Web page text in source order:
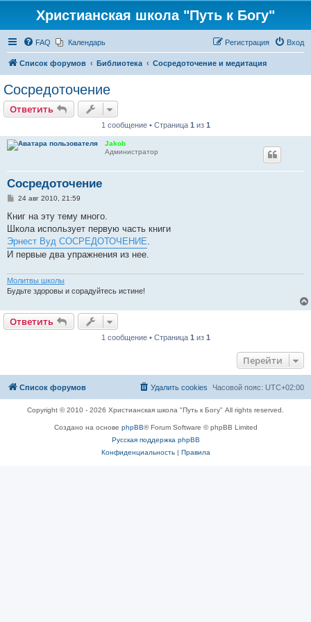
Христианская школа "Путь к Богу"
FAQ Календарь Вход
Регистрация
Список форумов Библиотека Сосредоточение и медитация
Сосредоточение
Ответить
1 сообщение • Страница 1 из 1
Jakob
Администратор
Сосредоточение
С
о
щ
е
н
и
24 авг 2010, 21:59
Книг на эту тему много.
Школа использует первую часть книги
Эрнест Вуд СОСРЕДОТОЧЕНИЕ.
И первые два упражнения из нее.
Молитвы школы
Будьте здоровы и сорадуйтесь истине!
Ответить
1 сообщение • Страница 1 из 1
Перейти
Список форумов Часовой пояс: UTC+02:00
Удалить cookies
Copyright © 2010 - 2026 Христианская школа "Путь к Богу" All rights reserved.
Создано на основе phpBB® Forum Software © phpBB Limited
Русская поддержка phpBB
Конфиденциальность| Правила